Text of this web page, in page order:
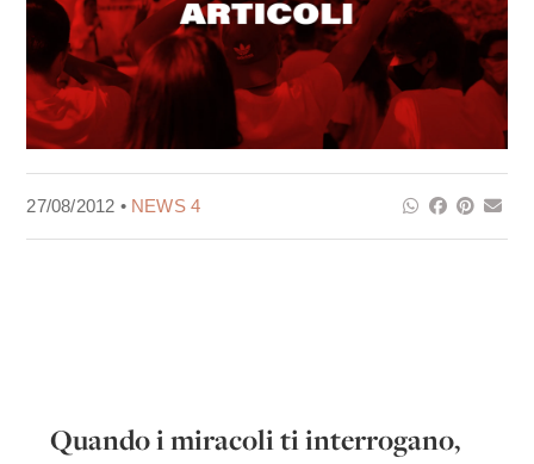
27/08/2012 • NEWS 4
Quando i miracoli ti interrogano,